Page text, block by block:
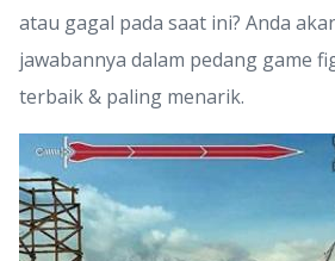
atau gagal pada saat ini? Anda
jawabannya dalam pedang game
terbaik & paling menarik.